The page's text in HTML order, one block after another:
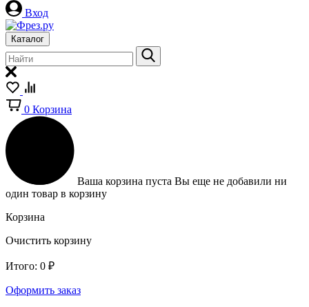
Вход
Каталог
0 Корзина
Ваша корзина пуста Вы еще не добавили ни
один товар в корзину
Корзина
Очистить корзину
Итого: 0 ₽
Оформить заказ